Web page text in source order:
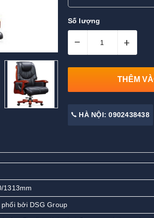
Số lượng
– +
THÊM
HÀ NỘI: 0902438438
1313mm
bởi DSG Group